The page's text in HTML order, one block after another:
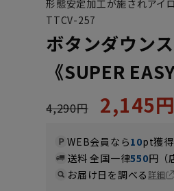
形態安定加工が施されアイ
TTCV-257
ボタンダウン
《SUPER
4,290円 2,145円
WEB会員なら10pt獲得
送料 全国一律550円（
お届け日を調べる詳細